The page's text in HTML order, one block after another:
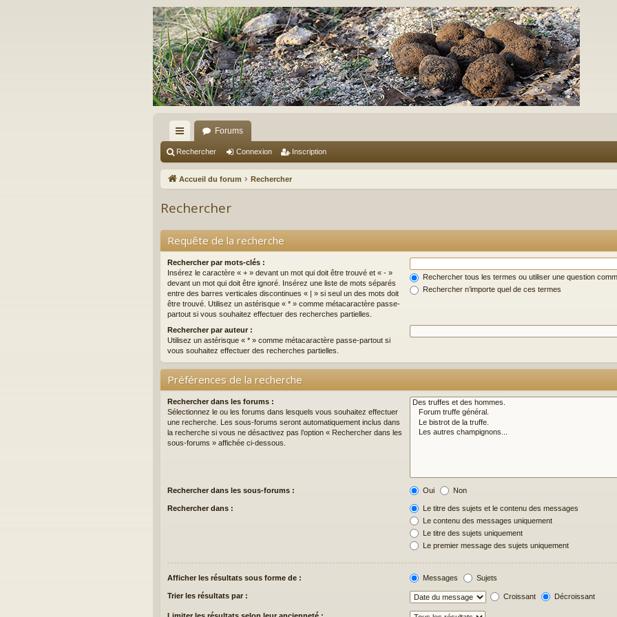
ac
co
ci
Forums
Rechercher Connexion Inscription
Accueil du forum Rechercher
Rechercher
Requête de la recherche
Rechercher par mots-clés :
Insérez le caractère « + » devant un mot qui doit être trouvé et « - »
devant un mot qui doit être ignoré. Insérez une liste de mots séparés
entre des barres verticales discontinues « | » si seul un des mots doit
être trouvé. Utilisez un astérisque « * » comme métacaractère passe-
partout si vous souhaitez effectuer des recherches partielles.
Rechercher tous les termes ou utiliser une question
Rechercher n’importe quel de ces termes
Rechercher par auteur :
Utilisez un astérisque « * » comme métacaractère passe-partout si
vous souhaitez effectuer des recherches partielles.
Préférences de la recherche
Rechercher dans les forums :
Sélectionnez le ou les forums dans lesquels vous souhaitez effectuer
une recherche. Les sous-forums seront automatiquement inclus dans
la recherche si vous ne désactivez pas l’option « Rechercher dans les
sous-forums » affichée ci-dessous.
Rechercher dans les sous-forums : Oui Non
Rechercher dans :
Le titre des sujets et le contenu des messages
Le contenu des messages uniquement
Le titre des sujets uniquement
Le premier message des sujets uniquement
Afficher les résultats sous forme de : Messages Sujets
Trier les résultats par : Croissant Décroissant